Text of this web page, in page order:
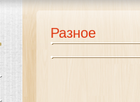
Разное